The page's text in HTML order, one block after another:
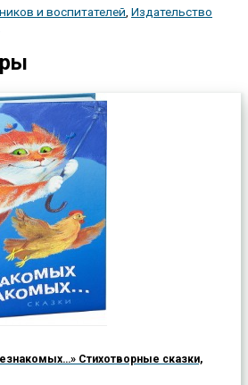
и воспитателей Издательство
Стихотворные сказки,